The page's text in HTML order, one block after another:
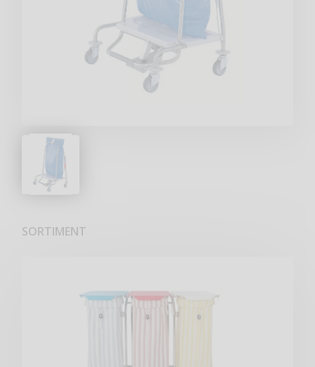
SORTIMENT